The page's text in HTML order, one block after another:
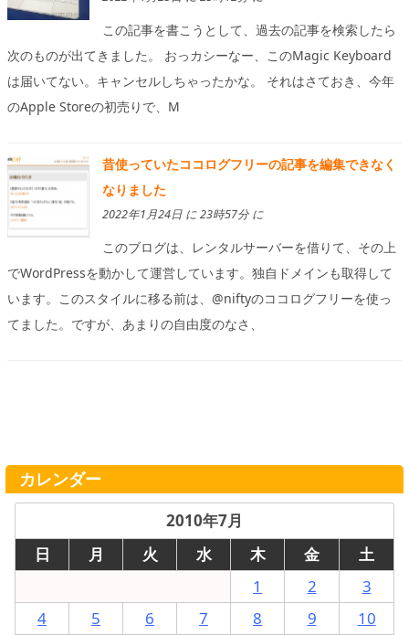
この記事を書こうとして、過去の記事を検索したら
次のものが出てきました。 おっカシーなー、このMagic Keyboard
は届いてない。キャンセルしちゃったかな。 それはさておき、今年
のApple Storeの初売りで、M
昔使っていたココログフリーの記事を編集できなく
なりました
2022年1月24日 に 23時57分 に
このブログは、レンタルサーバーを借りて、その上
でWordPressを動かして運営しています。独自ドメインも取得して
います。このスタイルに移る前は、@niftyのココログフリーを使っ
てました。ですが、あまりの自由度のなさ、
カレンダー
2010年7月
日
月 火 水 木 金
土
1
2
3
4
5 6 7 8 9
10